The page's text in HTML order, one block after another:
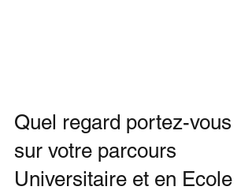
Quel regard portez-vous
sur votre parcours
Universitaire et en Ecole